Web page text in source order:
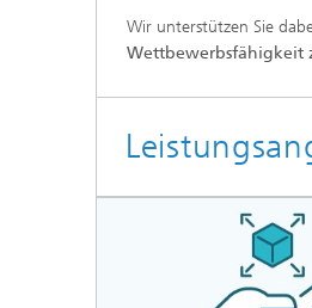
Wir unterstützen Sie
Wettbewerbsfähigkeit